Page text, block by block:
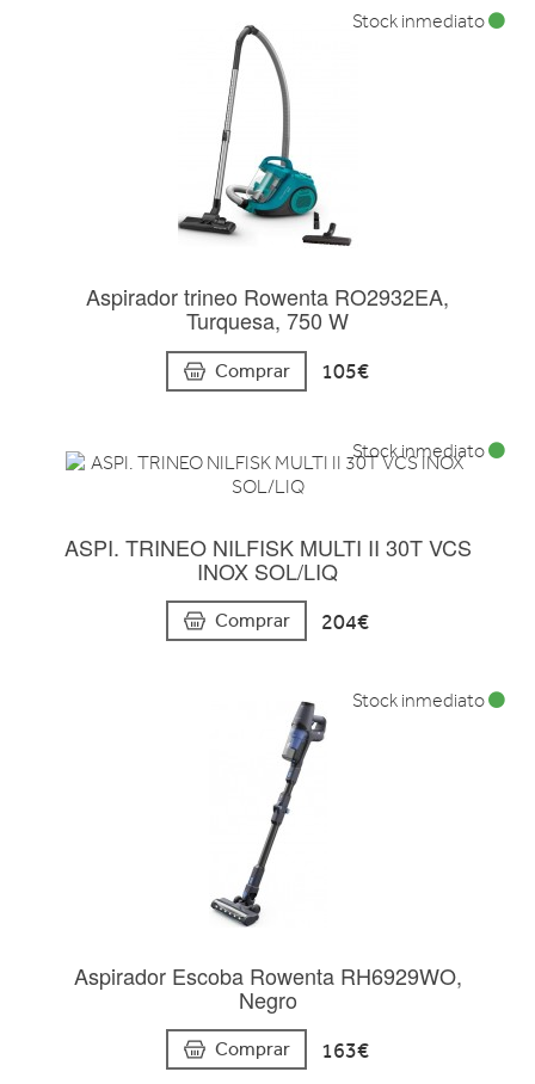
Aspirador trineo Rowenta RO2932EA,
Turquesa, 750 W
Comprar 105€
Stock inmediato
ASPI. TRINEO NILFISK MULTI II 30T VCS
INOX SOL/LIQ
Comprar 204€
Stock inmediato
Aspirador Escoba Rowenta RH6929WO,
Negro
Comprar 163€
Stock inmediato